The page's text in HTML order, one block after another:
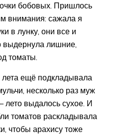
бобовых. Пришлось
внимания: сажала я
в лунку, они все и
выдернула лишние,
томаты.
ещё подкладывала
несколько раз муж
лето выдалось сухое. И
томатов раскладывала
чтобы арахису тоже